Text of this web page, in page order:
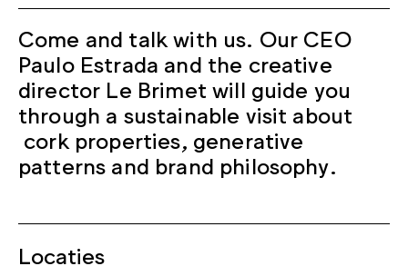
Come and talk with us. Our CEO
Paulo Estrada and the creative
director Le Brimet will guide you
through a sustainable visit about
cork properties, generative
patterns and brand philosophy.
Locaties